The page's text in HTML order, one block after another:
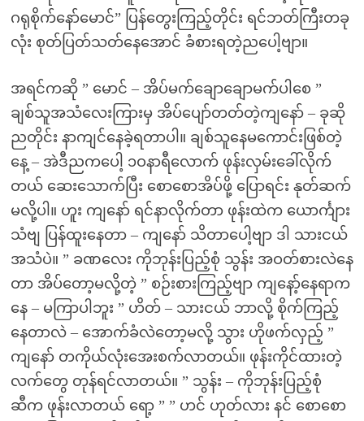
ဂရုစိုက်နော်မောင်” ပြန်တွေးကြည့်တိုင်း ရင်ဘတ်ကြီးတခု
လုံး စုတ်ပြတ်သတ်နေအောင် ခံစားရတဲ့ညပေါ့ဗျာ။
အရင်ကဆို ” မောင် – အိပ်မက်ချောချောမက်ပါစေ ”
ချစ်သူအသံလေးကြားမှ အိပ်ပျော်တတ်တဲ့ကျနော် – ခုဆို
ညတိုင်း နာကျင်နေခဲ့ရတာပါ။ ချစ်သူနေမကောင်းဖြစ်တဲ့
နေ့ – အဲဒီညကပေါ့ ၁ဝနာရီလောက် ဖုန်းလှမ်းခေါ်လိုက်
တယ် ဆေးသောက်ပြီး စောစောအိပ်ဖို့ ပြောရင်း နုတ်ဆက်
မလို့ပါ။ ဟူး ကျနော် ရင်နာလိုက်တာ ဖုန်းထဲက ယောင်္ကျား
သံဗျ ပြန်ထူးနေတာ – ကျနော် သိတာပေါ့ဗျာ ဒါ သားငယ်
အသံပဲ။ ” ခဏလေး ကိုဘုန်းပြည့်စုံ သွန်း အဝတ်စားလဲနေ
တာ အိပ်တော့မလို့တဲ့ ” စဉ်းစားကြည့်ဗျာ ကျနော့်နေရာက
နေ – မကြာပါဘူး ” ဟိတ် – သားငယ် ဘာလို့ စိုက်ကြည့်
နေတာလဲ – အောက်ခံလဲတော့မလို့ သွား ဟိုဖက်လှည့် ”
ကျနော် တကိုယ်လုံးအေးစက်လာတယ်။ ဖုန်းကိုင်ထားတဲ့
လက်တွေ တုန်ရင်လာတယ်။ ” သွန်း – ကိုဘုန်းပြည့်စုံ
ဆီက ဖုန်းလာတယ် ရော့ ” ” ဟင် ဟုတ်လား နင် စောစော